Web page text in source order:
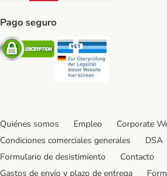
Pago seguro
Security
Quiénes somos Empleo Corporate
Condiciones comerciales generales
DSA
Formulario de desistimiento
Contacto
Gastos de envío y plazo de entrega